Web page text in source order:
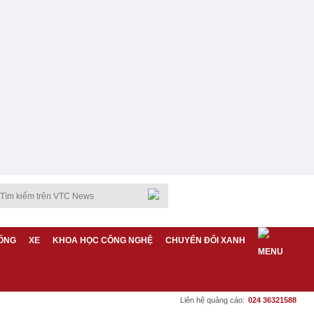
XE KHOA HỌC CÔNG NGHỆ CHUYỂN ĐỔI XANH
Liên hệ quảng cáo: 024 36321588